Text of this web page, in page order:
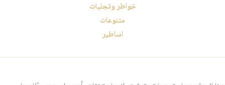
خواطر وتجليات
متنوعات
اساطير